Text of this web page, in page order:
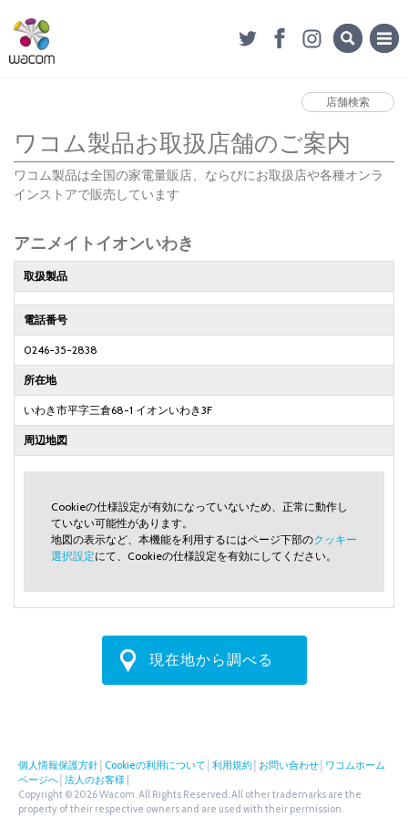
店舗検索
ワコム製品お取扱店舗のご案内
ワコム製品は全国の家電量販店、ならびにお取扱店や各種オンラ
インストアで販売しています
アニメイトイオンいわき
取扱製品
電話番号
0246-35-2838
所在地
いわき市平字三倉68-1 イオンいわき3F
周辺地図
Cookieの仕様設定が有効になっていないため、正常に動作し
ていない可能性があります。
地図の表示など、本機能を利用するにはページ下部のクッキー
選択設定にて、Cookieの仕様設定を有効にしてください。
現在地から調べる
個人情報保護方針 Cookieの利用について 利用規約 お問い合わせ ワコムホーム
ページへ 法人のお客様
Copyright © 2026 Wacom. All Rights Reserved. All other trademarks are the
property of their respective owners and are used with their permission.